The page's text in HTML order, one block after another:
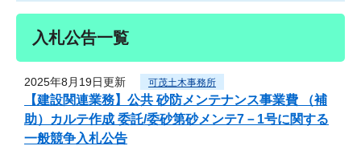
入札公告一覧
2025年8月19日更新 可茂土木事務所
【建設関連業務】公共 砂防メンテナンス事業費 （補
助）カルテ作成 委託/委砂第砂メンテ7－1号に関する
一般競争入札公告